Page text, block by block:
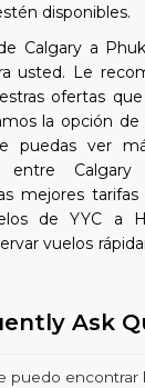
disponibles.
Calgary a
usted. Le
ofertas
la opción
puedas ver
entre
mejores
de YYC a
vuelos
Ask
puedo encontrar